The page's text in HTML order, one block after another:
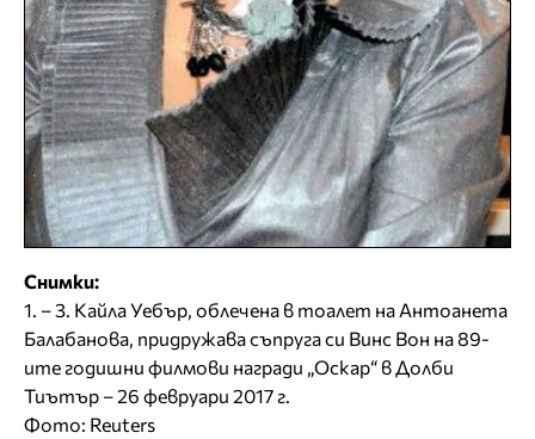
Снимки:
1. – 3. Кайла Уебър, облечена в тоалет на Антоанета
Балабанова, придружава съпруга си Винс Вон на 89-
ите годишни филмови награди „Оскар“ в Долби
Тиътър – 26 февруари 2017 г.
Фото: Reuters